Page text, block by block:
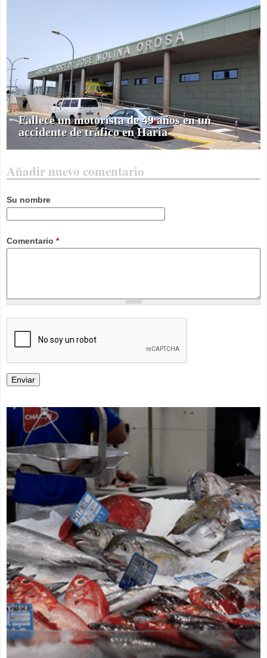
Fallece un motorista de 49 años en un
accidente de tráfico en Haría
Añadir nuevo comentario
Su nombre
Comentario *